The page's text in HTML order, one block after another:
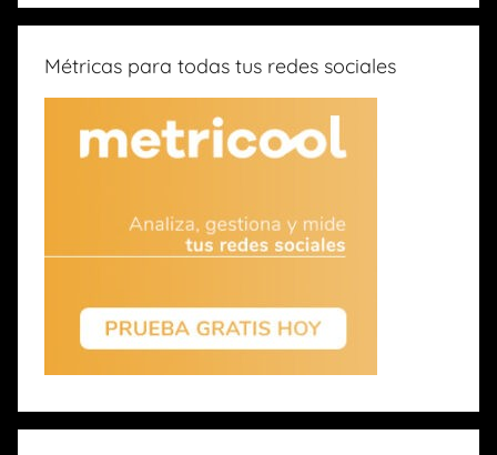
Métricas para todas tus redes sociales